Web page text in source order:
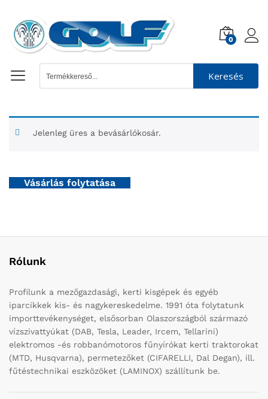
0
Keresés
Jelenleg üres a bevásárlókosár.
Vásárlás folytatása
Rólunk
Profilunk a mezőgazdasági, kerti kisgépek és egyéb
iparcikkek kis- és nagykereskedelme. 1991 óta folytatunk
importtevékenységet, elsősorban Olaszországból származó
vízszivattyúkat (DAB, Tesla, Leader, Ircem, Tellarini)
elektromos -és robbanómotoros fűnyírókat kerti traktorokat
(MTD, Husqvarna), permetezőket (CIFARELLI, Dal Degan), ill.
fűtéstechnikai eszközöket (LAMINOX) szállítunk be.